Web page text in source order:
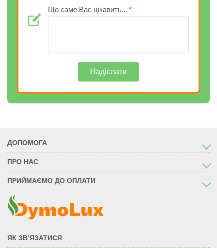
Що саме Вас цікавить...
Надіслати
ДОПОМОГА
ПРО НАС
ПРИЙМАЄМО ДО ОПЛАТИ
ЯК ЗВ’ЯЗАТИСЯ